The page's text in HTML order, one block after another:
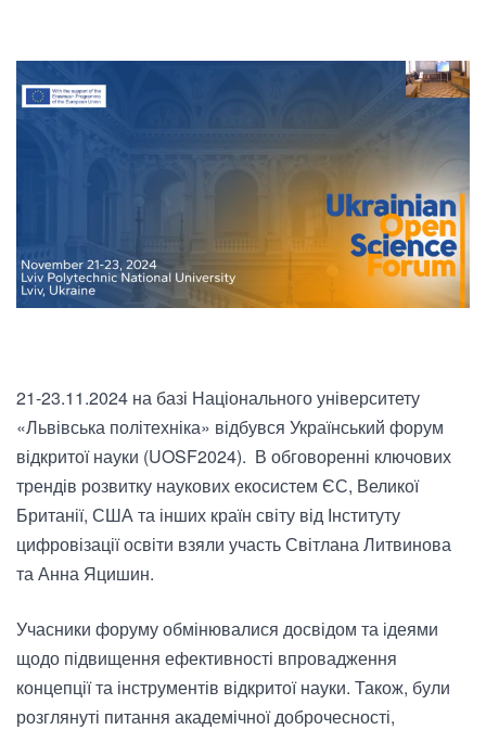
21-23.11.2024 на базі Національного університету
«Львівська політехніка» відбувся Український форум
відкритої науки (UOSF2024). В обговоренні ключових
трендів розвитку наукових екосистем ЄС, Великої
Британії, США та інших країн світу від Інституту
цифровізації освіти взяли участь Світлана Литвинова
та Анна Яцишин.
Учасники форуму обмінювалися досвідом та ідеями
щодо підвищення ефективності впровадження
концепції та інструментів відкритої науки. Також, були
розглянуті питання академічної доброчесності,